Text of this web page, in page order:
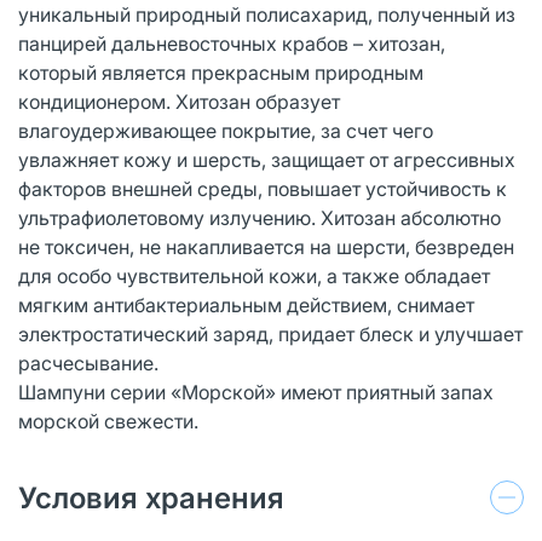
уникальный природный полисахарид, полученный из
панцирей дальневосточных крабов – хитозан,
который является прекрасным природным
кондиционером. Хитозан образует
влагоудерживающее покрытие, за счет чего
увлажняет кожу и шерсть, защищает от агрессивных
факторов внешней среды, повышает устойчивость к
ультрафиолетовому излучению. Хитозан абсолютно
не токсичен, не накапливается на шерсти, безвреден
для особо чувствительной кожи, а также обладает
мягким антибактериальным действием, снимает
электростатический заряд, придает блеск и улучшает
расчесывание.
Шампуни серии «Морской» имеют приятный запах
морской свежести.
Условия хранения